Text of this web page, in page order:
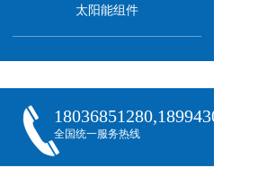
太阳能组件
全国统一服务热线